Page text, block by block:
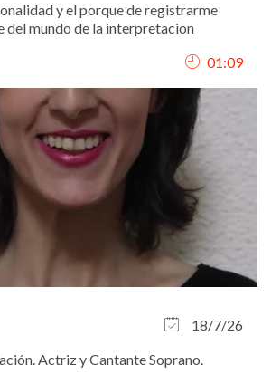
y el porque de registrarme
del mundo de la interpretacion
01:09
18/7/26
Actriz y Cantante Soprano.